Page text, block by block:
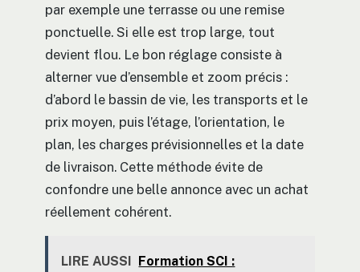
par exemple une terrasse ou une remise
ponctuelle. Si elle est trop large, tout
devient flou. Le bon réglage consiste à
alterner vue d’ensemble et zoom précis :
d’abord le bassin de vie, les transports et le
prix moyen, puis l’étage, l’orientation, le
plan, les charges prévisionnelles et la date
de livraison. Cette méthode évite de
confondre une belle annonce avec un achat
réellement cohérent.
LIRE AUSSI Formation SCI :